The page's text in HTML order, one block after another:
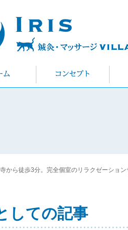
から徒歩3分。完全個室のリラクゼーショ
しての記事